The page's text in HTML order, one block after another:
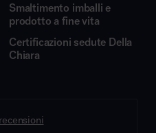
Smaltimento imballi e
prodotto a fine vita
Certificazioni sedute Della
Chiara